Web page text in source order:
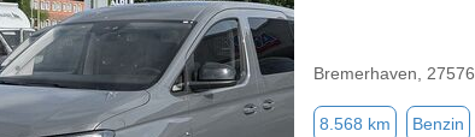
Bremerhaven, 27576
8.568 km Benzin